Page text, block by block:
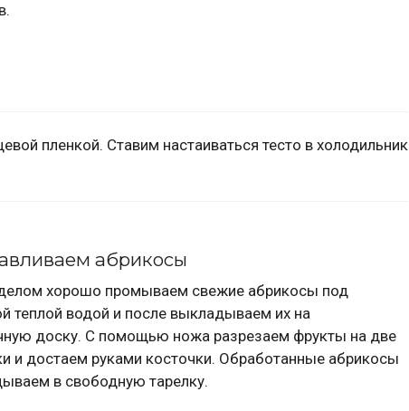
пленкой. Ставим настаиваться тесто в холодильник
абрикосы
хорошо промываем свежие абрикосы под
теплой водой и после выкладываем их на
доску. С помощью ножа разрезаем фрукты на две
и достаем руками косточки. Обработанные абрикосы
в свободную тарелку.